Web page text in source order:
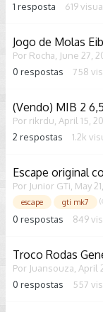
1 resposta 619
Jogo de Molas
Por Rocha June 27,
0 respostas 758
(Vendo) MIB 2
Por rikrdu April 15,
2 respostas 1.2k
Escape original
Por Junior GTi May
escape gti mk7
0 respostas 849
Troco Rodas
Por Juansouza April
0 respostas 557